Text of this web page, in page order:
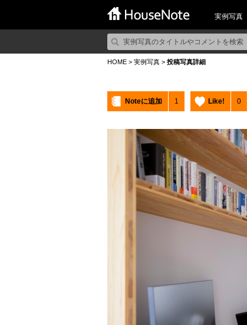
実例写真
HOME > 実例写真 > 投稿写真詳細
Noteに追加 1 Like! 0